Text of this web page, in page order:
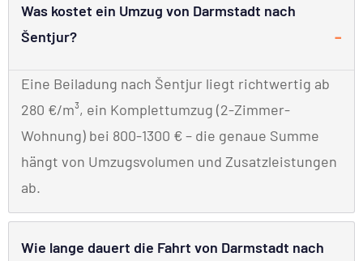
Was kostet ein Umzug von Darmstadt nach
Šentjur?
Eine Beiladung nach Šentjur liegt richtwertig ab
280 €/m³, ein Komplettumzug (2-Zimmer-
Wohnung) bei 800-1300 € – die genaue Summe
hängt von Umzugsvolumen und Zusatzleistungen
ab.
Wie lange dauert die Fahrt von Darmstadt nach